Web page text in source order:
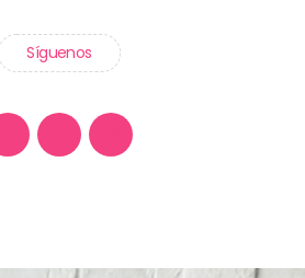
Síguenos